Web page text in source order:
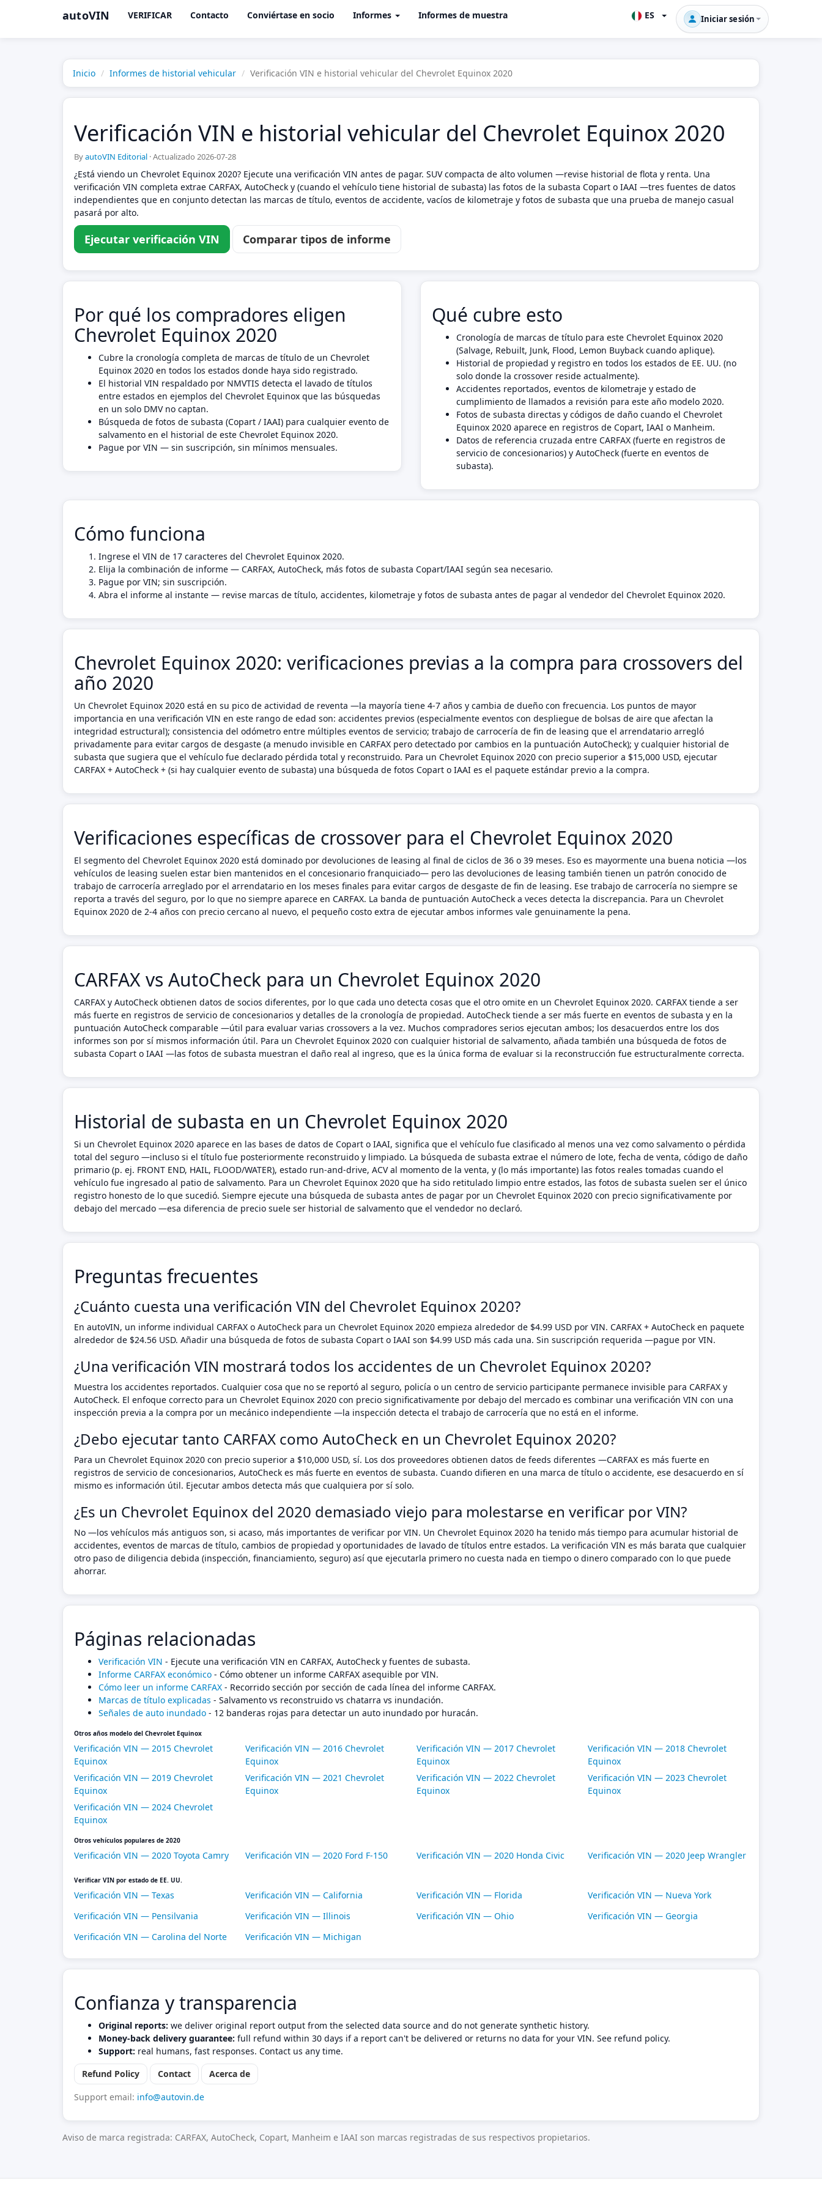
autoVIN VERIFICAR Contacto Conviértase en socio Informes Informes de muestra ES Iniciar sesión
Inicio Informes de historial vehicular Verificación VIN e historial vehicular del Chevrolet Equinox 2020
Verificación VIN e historial vehicular del Chevrolet Equinox 2020
ByautoVIN Editorial ·Actualizado 2026-07-28
¿Está viendo un Chevrolet Equinox 2020? Ejecute una verificación VIN antes de pagar. SUV compacta de alto volumen —revise historial de flota y renta. Una
verificación VIN completa extrae CARFAX, AutoCheck y (cuando el vehículo tiene historial de subasta) las fotos de la subasta Copart o IAAI —tres fuentes de datos
independientes que en conjunto detectan las marcas de título, eventos de accidente, vacíos de kilometraje y fotos de subasta que una prueba de manejo casual
pasará por alto.
Ejecutar verificación VIN Comparar tipos de informe
Por qué los compradores eligen
Chevrolet Equinox 2020
Cubre la cronología completa de marcas de título de un Chevrolet
Equinox 2020 en todos los estados donde haya sido registrado.
El historial VIN respaldado por NMVTIS detecta el lavado de títulos
entre estados en ejemplos del Chevrolet Equinox que las búsquedas
en un solo DMV no captan.
Búsqueda de fotos de subasta (Copart / IAAI) para cualquier evento de
salvamento en el historial de este Chevrolet Equinox 2020.
Pague por VIN — sin suscripción, sin mínimos mensuales.
Qué cubre esto
Cronología de marcas de título para este Chevrolet Equinox 2020
(Salvage, Rebuilt, Junk, Flood, Lemon Buyback cuando aplique).
Historial de propiedad y registro en todos los estados de EE. UU. (no
solo donde la crossover reside actualmente).
Accidentes reportados, eventos de kilometraje y estado de
cumplimiento de llamados a revisión para este año modelo 2020.
Fotos de subasta directas y códigos de daño cuando el Chevrolet
Equinox 2020 aparece en registros de Copart, IAAI o Manheim.
Datos de referencia cruzada entre CARFAX (fuerte en registros de
servicio de concesionarios) y AutoCheck (fuerte en eventos de
subasta).
Cómo funciona
Ingrese el VIN de 17 caracteres del Chevrolet Equinox 2020.
Elija la combinación de informe — CARFAX, AutoCheck, más fotos de subasta Copart/IAAI según sea necesario.
Pague por VIN; sin suscripción.
Abra el informe al instante — revise marcas de título, accidentes, kilometraje y fotos de subasta antes de pagar al vendedor del Chevrolet Equinox 2020.
Chevrolet Equinox 2020: verificaciones previas a la compra para crossovers del
año 2020
Un Chevrolet Equinox 2020 está en su pico de actividad de reventa —la mayoría tiene 4-7 años y cambia de dueño con frecuencia. Los puntos de mayor
importancia en una verificación VIN en este rango de edad son: accidentes previos (especialmente eventos con despliegue de bolsas de aire que afectan la
integridad estructural); consistencia del odómetro entre múltiples eventos de servicio; trabajo de carrocería de fin de leasing que el arrendatario arregló
privadamente para evitar cargos de desgaste (a menudo invisible en CARFAX pero detectado por cambios en la puntuación AutoCheck); y cualquier historial de
subasta que sugiera que el vehículo fue declarado pérdida total y reconstruido. Para un Chevrolet Equinox 2020 con precio superior a $15,000 USD, ejecutar
CARFAX + AutoCheck + (si hay cualquier evento de subasta) una búsqueda de fotos Copart o IAAI es el paquete estándar previo a la compra.
Verificaciones específicas de crossover para el Chevrolet Equinox 2020
El segmento del Chevrolet Equinox 2020 está dominado por devoluciones de leasing al final de ciclos de 36 o 39 meses. Eso es mayormente una buena noticia —los
vehículos de leasing suelen estar bien mantenidos en el concesionario franquiciado— pero las devoluciones de leasing también tienen un patrón conocido de
trabajo de carrocería arreglado por el arrendatario en los meses finales para evitar cargos de desgaste de fin de leasing. Ese trabajo de carrocería no siempre se
reporta a través del seguro, por lo que no siempre aparece en CARFAX. La banda de puntuación AutoCheck a veces detecta la discrepancia. Para un Chevrolet
Equinox 2020 de 2-4 años con precio cercano al nuevo, el pequeño costo extra de ejecutar ambos informes vale genuinamente la pena.
CARFAX vs AutoCheck para un Chevrolet Equinox 2020
CARFAX y AutoCheck obtienen datos de socios diferentes, por lo que cada uno detecta cosas que el otro omite en un Chevrolet Equinox 2020. CARFAX tiende a ser
más fuerte en registros de servicio de concesionarios y detalles de la cronología de propiedad. AutoCheck tiende a ser más fuerte en eventos de subasta y en la
puntuación AutoCheck comparable —útil para evaluar varias crossovers a la vez. Muchos compradores serios ejecutan ambos; los desacuerdos entre los dos
informes son por sí mismos información útil. Para un Chevrolet Equinox 2020 con cualquier historial de salvamento, añada también una búsqueda de fotos de
subasta Copart o IAAI —las fotos de subasta muestran el daño real al ingreso, que es la única forma de evaluar si la reconstrucción fue estructuralmente correcta.
Historial de subasta en un Chevrolet Equinox 2020
Si un Chevrolet Equinox 2020 aparece en las bases de datos de Copart o IAAI, significa que el vehículo fue clasificado al menos una vez como salvamento o pérdida
total del seguro —incluso si el título fue posteriormente reconstruido y limpiado. La búsqueda de subasta extrae el número de lote, fecha de venta, código de daño
primario (p. ej. FRONT END, HAIL, FLOOD/WATER), estado run-and-drive, ACV al momento de la venta, y (lo más importante) las fotos reales tomadas cuando el
vehículo fue ingresado al patio de salvamento. Para un Chevrolet Equinox 2020 que ha sido retitulado limpio entre estados, las fotos de subasta suelen ser el único
registro honesto de lo que sucedió. Siempre ejecute una búsqueda de subasta antes de pagar por un Chevrolet Equinox 2020 con precio significativamente por
debajo del mercado —esa diferencia de precio suele ser historial de salvamento que el vendedor no declaró.
Preguntas frecuentes
¿Cuánto cuesta una verificación VIN del Chevrolet Equinox 2020?
En autoVIN, un informe individual CARFAX o AutoCheck para un Chevrolet Equinox 2020 empieza alrededor de $4.99 USD por VIN. CARFAX + AutoCheck en paquete
alrededor de $24.56 USD. Añadir una búsqueda de fotos de subasta Copart o IAAI son $4.99 USD más cada una. Sin suscripción requerida —pague por VIN.
¿Una verificación VIN mostrará todos los accidentes de un Chevrolet Equinox 2020?
Muestra los accidentes reportados. Cualquier cosa que no se reportó al seguro, policía o un centro de servicio participante permanece invisible para CARFAX y
AutoCheck. El enfoque correcto para un Chevrolet Equinox 2020 con precio significativamente por debajo del mercado es combinar una verificación VIN con una
inspección previa a la compra por un mecánico independiente —la inspección detecta el trabajo de carrocería que no está en el informe.
¿Debo ejecutar tanto CARFAX como AutoCheck en un Chevrolet Equinox 2020?
Para un Chevrolet Equinox 2020 con precio superior a $10,000 USD, sí. Los dos proveedores obtienen datos de feeds diferentes —CARFAX es más fuerte en
registros de servicio de concesionarios, AutoCheck es más fuerte en eventos de subasta. Cuando difieren en una marca de título o accidente, ese desacuerdo en sí
mismo es información útil. Ejecutar ambos detecta más que cualquiera por sí solo.
¿Es un Chevrolet Equinox del 2020 demasiado viejo para molestarse en verificar por VIN?
No —los vehículos más antiguos son, si acaso, más importantes de verificar por VIN. Un Chevrolet Equinox 2020 ha tenido más tiempo para acumular historial de
accidentes, eventos de marcas de título, cambios de propiedad y oportunidades de lavado de títulos entre estados. La verificación VIN es más barata que cualquier
otro paso de diligencia debida (inspección, financiamiento, seguro) así que ejecutarla primero no cuesta nada en tiempo o dinero comparado con lo que puede
ahorrar.
Páginas relacionadas
Verificación VIN - Ejecute una verificación VIN en CARFAX, AutoCheck y fuentes de subasta.
Informe CARFAX económico - Cómo obtener un informe CARFAX asequible por VIN.
Cómo leer un informe CARFAX - Recorrido sección por sección de cada línea del informe CARFAX.
Marcas de título explicadas - Salvamento vs reconstruido vs chatarra vs inundación.
Señales de auto inundado - 12 banderas rojas para detectar un auto inundado por huracán.
Otros años modelo del Chevrolet Equinox
Verificación VIN — 2015 Chevrolet
Equinox
Verificación VIN — 2016 Chevrolet
Equinox
Verificación VIN — 2017 Chevrolet
Equinox
Verificación VIN — 2018 Chevrolet
Equinox
Verificación VIN — 2019 Chevrolet
Equinox
Verificación VIN — 2021 Chevrolet
Equinox
Verificación VIN — 2022 Chevrolet
Equinox
Verificación VIN — 2023 Chevrolet
Equinox
Verificación VIN — 2024 Chevrolet
Equinox
Otros vehículos populares de 2020
Verificación VIN — 2020 Toyota Camry Verificación VIN — 2020 Ford F-150 Verificación VIN — 2020 Honda Civic Verificación VIN — 2020 Jeep Wrangler
Verificar VIN por estado de EE. UU.
Verificación VIN — Texas Verificación VIN — California Verificación VIN — Florida
Verificación VIN — Nueva York
Verificación VIN — Pensilvania
Verificación VIN — Illinois Verificación VIN — Ohio
Verificación VIN — Georgia
Verificación VIN — Carolina del Norte
Verificación VIN — Michigan
Confianza y transparencia
Original reports: we deliver original report output from the selected data source and do not generate synthetic history.
Money-back delivery guarantee: full refund within 30 days if a report can't be delivered or returns no data for your VIN. See refund policy.
Support: real humans, fast responses. Contact us any time.
Refund Policy
Contact
Acerca de
Support email: info@autovin.de
Aviso de marca registrada: CARFAX, AutoCheck, Copart, Manheim e IAAI son marcas registradas de sus respectivos propietarios.